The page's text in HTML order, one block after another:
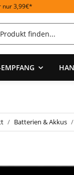
nur 3,99€*
Batterien & Akkus